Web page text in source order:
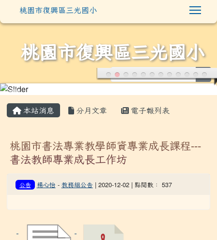
桃園市復興區三光國小
桃園市復興區三光國小
本站消息 分月文章 電子報列表
桃園市書法專業教學師資專業成長課程---
書法教師專業成長工作坊
公告 楊心怡 - 教務組公告 | 2020-12-02 | 點閱數： 537